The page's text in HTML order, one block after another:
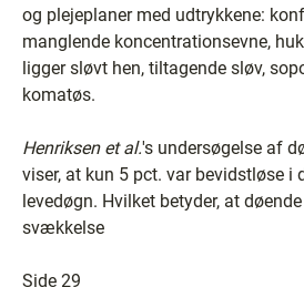
og plejeplaner med udtrykkene:
manglende koncentrationsevne,
ligger sløvt hen, tiltagende sløv,
komatøs.
Henriksen etal.'s undersøgelse af
viser, at kun 5 pct. var bevidstløse
levedøgn. Hvilket betyder, at
svækkelse
Side 29